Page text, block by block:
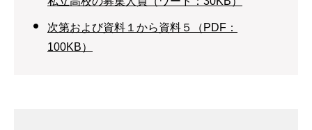
次第および資料１から資料５（PDF：
100KB）